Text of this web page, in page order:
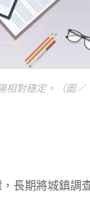
相對穩定。（圖／
長期將城鎮調